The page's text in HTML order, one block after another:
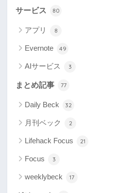
サービス 80
アプリ 8
Evernote 49
AIサービス 3
まとめ記事 77
Daily Beck 32
月刊ベック 2
Lifehack Focus 21
Focus 3
weeklybeck 17